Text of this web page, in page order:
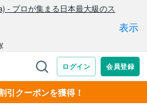
引クーポンを獲得！